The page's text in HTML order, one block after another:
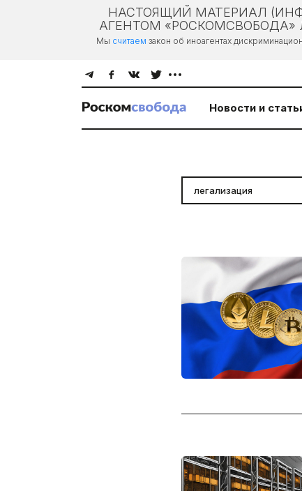
НАСТОЯЩИЙ МАТЕРИАЛ
АГЕНТОМ «РОСКОМСВОБОДА»
Мы считаем закон об иноагентах
Новости и